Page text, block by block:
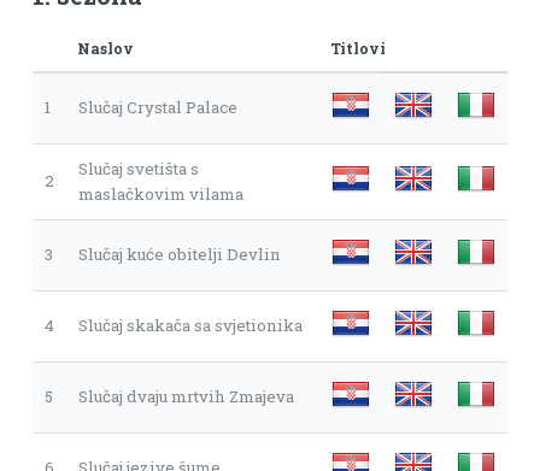
Naslov Titlovi
1 Slučaj Crystal Palace
2
Slučaj svetišta s
maslačkovim vilama
3 Slučaj kuće obitelji Devlin
4 Slučaj skakača sa svjetionika
5 Slučaj dvaju mrtvih Zmajeva